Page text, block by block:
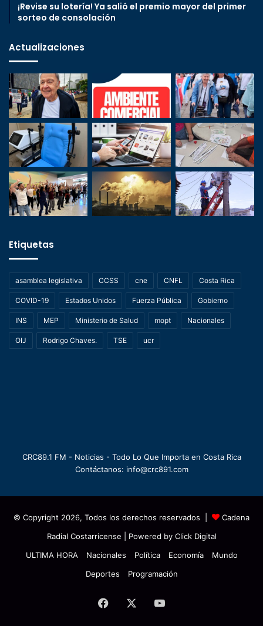
¡Revise su lotería! Ya salió el premio mayor del primer
sorteo de consolación
Actualizaciones
Etiquetas
asamblea legislativa CCSS cne CNFL Costa Rica
COVID-19 Estados Unidos Fuerza Pública Gobierno
INS MEP Ministerio de Salud mopt Nacionales
OIJ Rodrigo Chaves. TSE ucr
CRC89.1 FM - Noticias - Todo Lo Que Importa en Costa Rica
Contáctanos: info@crc891.com
© Copyright 2026, Todos los derechos reservados |
Cadena
Radial Costarricense | Powered by Click Digital
ULTIMA HORA
Nacionales Política Economía
Mundo
Deportes
Programación
Facebook